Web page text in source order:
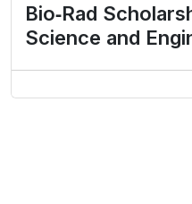
Bio‑Rad
Science and